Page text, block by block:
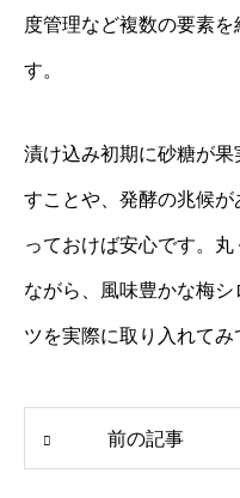
度管理など複数の要素
す。
漬け込み初期に砂糖が
すことや、発酵の兆候
っておけば安心です。
ながら、風味豊かな梅
ツを実際に取り入れてみ
前の記事